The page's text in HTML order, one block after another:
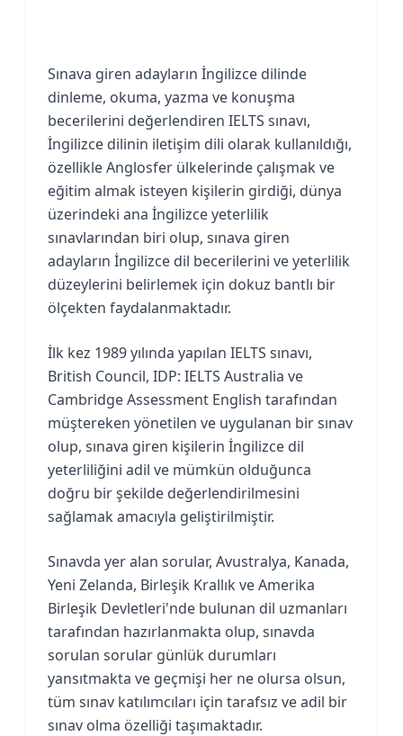
Sınava giren adayların İngilizce dilinde
dinleme, okuma, yazma ve konuşma
becerilerini değerlendiren IELTS sınavı,
İngilizce dilinin iletişim dili olarak kullanıldığı,
özellikle Anglosfer ülkelerinde çalışmak ve
eğitim almak isteyen kişilerin girdiği, dünya
üzerindeki ana İngilizce yeterlilik
sınavlarından biri olup, sınava giren
adayların İngilizce dil becerilerini ve yeterlilik
düzeylerini belirlemek için dokuz bantlı bir
ölçekten faydalanmaktadır.
İlk kez 1989 yılında yapılan IELTS sınavı,
British Council, IDP: IELTS Australia ve
Cambridge Assessment English tarafından
müştereken yönetilen ve uygulanan bir sınav
olup, sınava giren kişilerin İngilizce dil
yeterliliğini adil ve mümkün olduğunca
doğru bir şekilde değerlendirilmesini
sağlamak amacıyla geliştirilmiştir.
Sınavda yer alan sorular, Avustralya, Kanada,
Yeni Zelanda, Birleşik Krallık ve Amerika
Birleşik Devletleri'nde bulunan dil uzmanları
tarafından hazırlanmakta olup, sınavda
sorulan sorular günlük durumları
yansıtmakta ve geçmişi her ne olursa olsun,
tüm sınav katılımcıları için tarafsız ve adil bir
sınav olma özelliği taşımaktadır.